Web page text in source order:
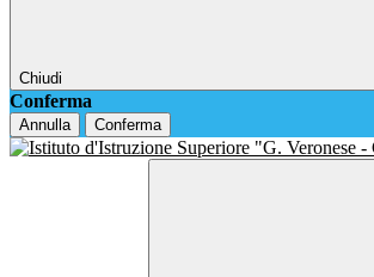
Chiudi
Conferma
Annulla Conferma